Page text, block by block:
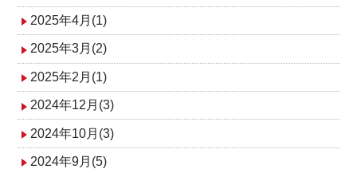
2025年4月(1)
2025年3月(2)
2025年2月(1)
2024年12月(3)
2024年10月(3)
2024年9月(5)